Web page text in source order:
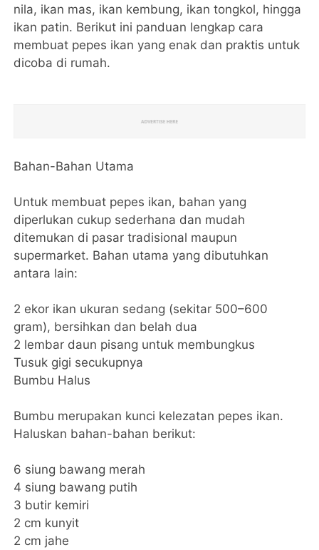
nila, ikan mas, ikan kembung, ikan tongkol, hingga
ikan patin. Berikut ini panduan lengkap cara
membuat pepes ikan yang enak dan praktis untuk
dicoba di rumah.
Bahan-Bahan Utama
Untuk membuat pepes ikan, bahan yang
diperlukan cukup sederhana dan mudah
ditemukan di pasar tradisional maupun
supermarket. Bahan utama yang dibutuhkan
antara lain:
2 ekor ikan ukuran sedang (sekitar 500–600
gram), bersihkan dan belah dua
2 lembar daun pisang untuk membungkus
Tusuk gigi secukupnya
Bumbu Halus
Bumbu merupakan kunci kelezatan pepes ikan.
Haluskan bahan-bahan berikut:
6 siung bawang merah
4 siung bawang putih
3 butir kemiri
2 cm kunyit
2 cm jahe